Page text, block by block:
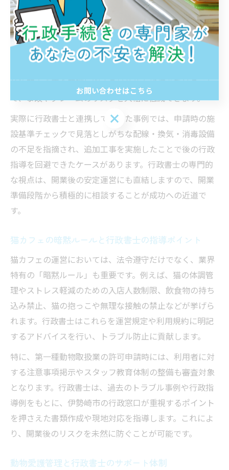
猫カフェを群馬県伊勢崎市で開業する際、リスク管理と
安全性の確保は最重要課題です。行政書士は、動物愛護
管理法や群馬県独自の動物取扱業規定を熟知し、施設の
設計から運営ルールの作成まで幅広くサポートします。
例えば、脱走防止策や動物同士のトラブル回避、顧客と
動物双方の安全管理に関する具体的な指摘を受けること
で、事故やクレームのリスクを大幅に低減できます。
実際に行政書士と連携して進めた事例では、申請時の施
設基準チェックで見落としがちな配線・換気・消毒設備
の不足を指摘され、追加工事を実施したことで後の行政
指導を回避できたケースがあります。行政書士の専門的
な視点は、開業後の安定運営にも直結しますので、開業
準備段階から積極的に相談することが成功への近道で
す。
猫カフェの暗黙ルールと行政書士の指導ポイント
猫カフェの運営においては、法令遵守だけでなく、業界
特有の「暗黙ルール」も重要です。例えば、猫の体調管
理やストレス軽減のための入店人数制限、飲食物の持ち
込み禁止、猫の抱っこや無理な接触の禁止などが挙げら
れます。行政書士はこれらを運営規定や利用規約に明記
するアドバイスを行い、トラブル防止に貢献します。
特に、第一種動物取扱業の許可申請時には、利用者に対
する注意事項掲示やスタッフ教育体制の整備も審査対象
となります。行政書士は、過去のトラブル事例や行政指
導例をもとに、伊勢崎市の行政窓口が重視するポイント
を押さえた書類作成や現地対応を指導します。これによ
り、開業後のリスクを未然に防ぐことが可能です。
動物愛護管理と行政書士のサポート体制
お問い合わせはこちら
お問い合わせはこちら